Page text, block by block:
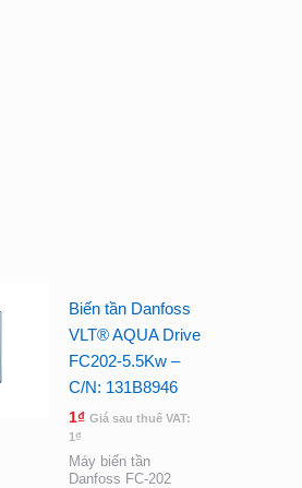
Biến tần Danfoss
VLT® AQUA Drive
FC202-5.5Kw –
C/N: 131B8946
1₫ Giá sau thuế VAT:
1 ₫
Máy biến tần
Danfoss FC-202